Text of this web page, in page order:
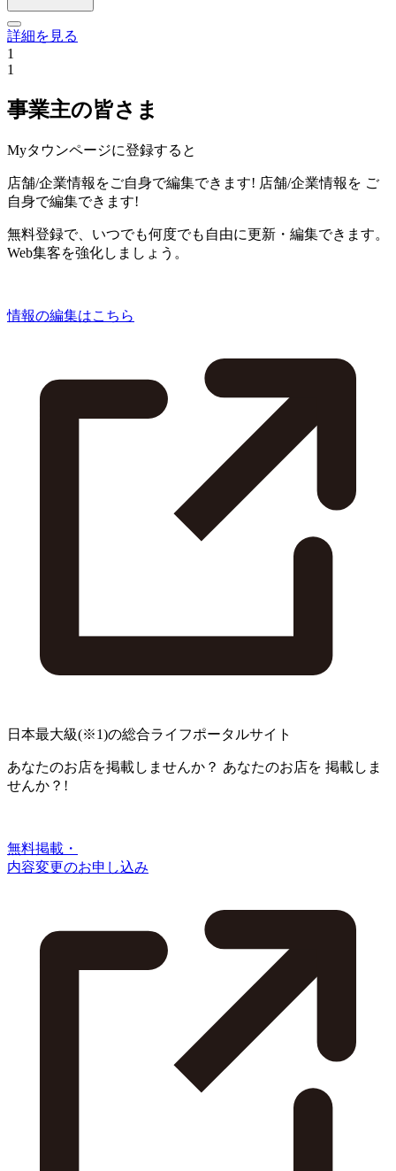
詳細を見る
1
1
事業主の皆さま
Myタウンページに登録すると
店舗/企業情報をご自身で編集できます! 店舗/企業情報を ご
自身で編集できます!
無料登録で、いつでも何度でも自由に更新・編集できます。
Web集客を強化しましょう。
情報の編集はこちら
日本最大級(※1)の総合ライフポータルサイト
あなたのお店を掲載しませんか？ あなたのお店を 掲載しま
せんか？!
無料掲載・
内容変更のお申し込み